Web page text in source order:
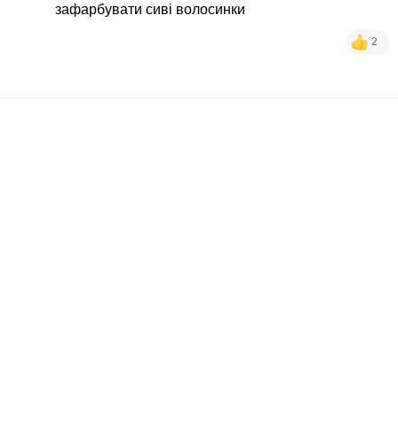
зафарбувати сиві волосинки
2